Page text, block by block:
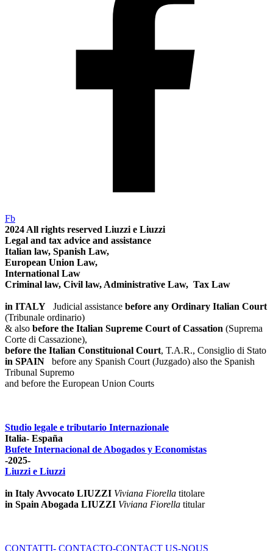
Fb
2024 All rights reserved Liuzzi e Liuzzi
Legal and tax advice and assistance
Italian law, Spanish Law,
European Union Law,
International Law
Criminal law, Civil law, Administrative Law, Tax Law
in ITALY Judicial assistance before any Ordinary Italian Court
(Tribunale ordinario)
& also before the Italian Supreme Court of Cassation (Suprema
Corte di Cassazione),
before the Italian Constituional Court, T.A.R., Consiglio di Stato
in SPAIN before any Spanish Court (Juzgado) also the Spanish
Tribunal Supremo
and before the European Union Courts
Studio legale e tributario Internazionale
Italia- España
Bufete Internacional de Abogados y Economistas
-2025-
Liuzzi e Liuzzi
in Italy Avvocato LIUZZI Viviana Fiorella titolare
in Spain Abogada LIUZZI Viviana Fiorella titular
CONTATTI- CONTACTO-CONTACT US-NOUS